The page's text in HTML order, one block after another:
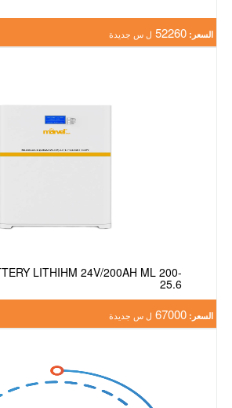
السعر: 52260 ل س جديدة
LITHIHM 24V/200AH ML 200-
25.6
السعر: 67000 ل س جديدة